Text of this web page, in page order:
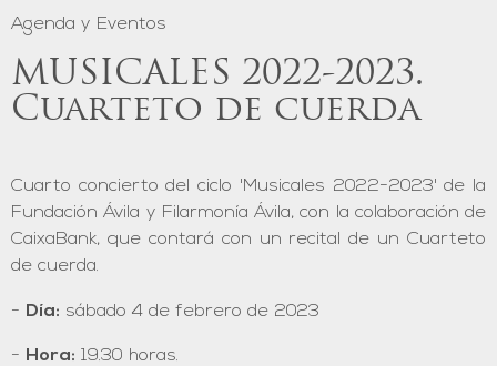
Agenda y Eventos
MUSICALES 2022-2023.
Cuarteto de cuerda
Cuarto concierto del ciclo 'Musicales 2022-2023' de la
Fundación Ávila y Filarmonía Ávila, con la colaboración de
CaixaBank, que contará con un recital de un Cuarteto
de cuerda.
- Día: sábado 4 de febrero de 2023
- Hora: 19.30 horas.